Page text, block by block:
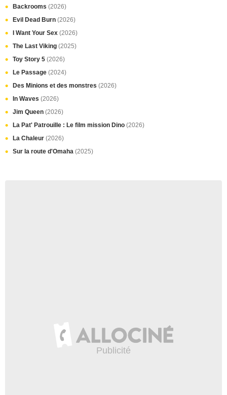
Backrooms (2026)
Evil Dead Burn (2026)
I Want Your Sex (2026)
The Last Viking (2025)
Toy Story 5 (2026)
Le Passage (2024)
Des Minions et des monstres (2026)
In Waves (2026)
Jim Queen (2026)
La Pat' Patrouille : Le film mission Dino (2026)
La Chaleur (2026)
Sur la route d'Omaha (2025)